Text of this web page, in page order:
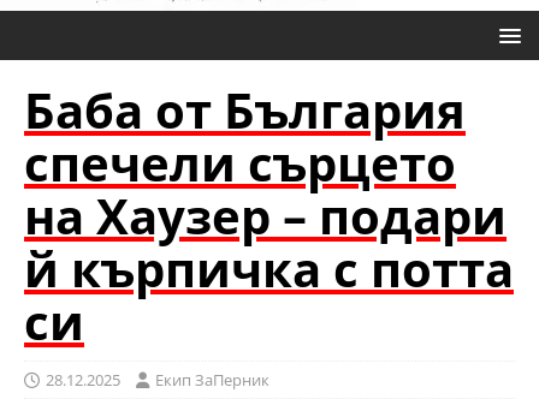
Баба от България
спечели сърцето
на Хаузер – подари
й кърпичка с потта
си
28.12.2025 Eкип ЗаПерник